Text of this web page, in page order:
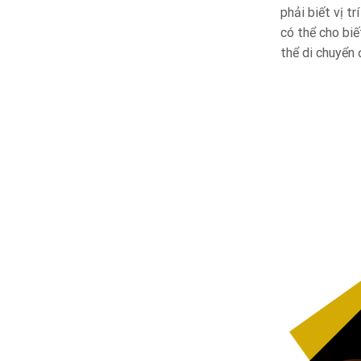
phải biết vị trí
có thể cho
thể di chuyển